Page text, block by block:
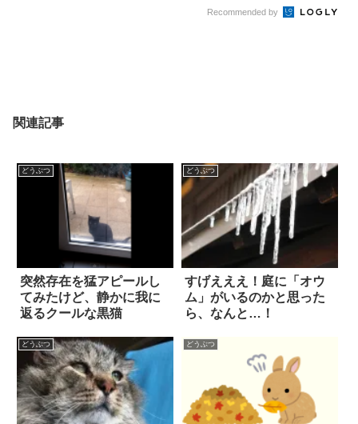
Recommended by
関連記事
どうぶつ
突然存在を猛アピールし
てみたけど、静かに我に
返るクールな黒猫
どうぶつ
すげえええ！庭に「オウ
ム」がいるのかと思った
ら、なんと…！
どうぶつ どうぶつ